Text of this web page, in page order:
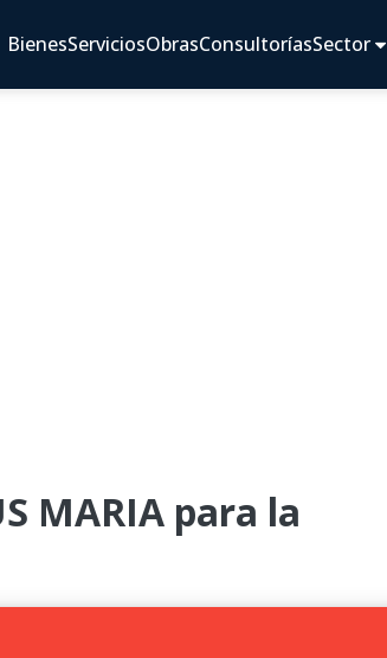
BienesServiciosObrasConsultoríasSector
MARIA para la